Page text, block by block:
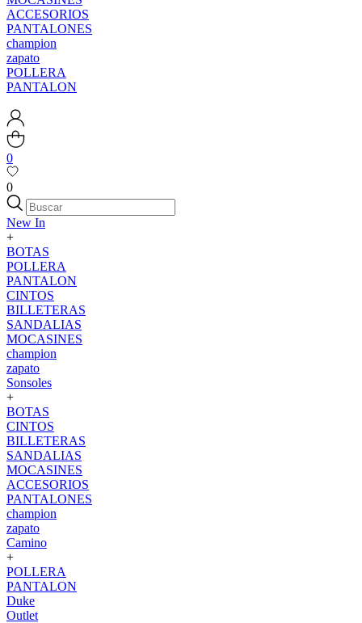
ACCESORIOS
PANTALONES
champion
zapato
POLLERA
PANTALON
0
0
New In
+
BOTAS
POLLERA
PANTALON
CINTOS
BILLETERAS
SANDALIAS
MOCASINES
champion
zapato
Sonsoles
+
BOTAS
CINTOS
BILLETERAS
SANDALIAS
MOCASINES
ACCESORIOS
PANTALONES
champion
zapato
Camino
+
POLLERA
PANTALON
Duke
Outlet